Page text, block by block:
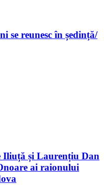
se reunesc în ședință/
Iliuță și Laurențiu Dan
ai raionului